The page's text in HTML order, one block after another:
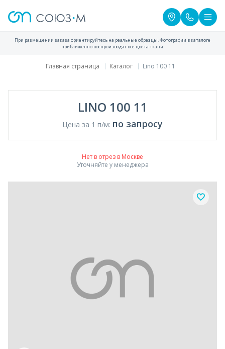
При размещении заказа ориентируйтесь на реальные образцы. Фотографии в каталоге
приближенно воспроизводят все цвета ткани.
Главная страница Каталог Lino 100 11
LINO 100 11
Цена за 1 п/м: по запросу
Нет в отрез в Москве
Уточняйте у менеджера